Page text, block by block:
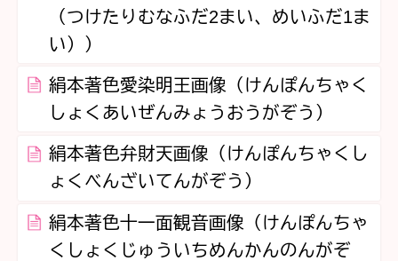
（つけたりむなふだ2まい、めいふだ1ま
い））
絹本著色愛染明王画像（けんぽんちゃく
しょくあいぜんみょうおうがぞう）
絹本著色弁財天画像（けんぽんちゃくし
ょくべんざいてんがぞう）
絹本著色十一面観音画像（けんぽんちゃ
くしょくじゅういちめんかんのんがぞ